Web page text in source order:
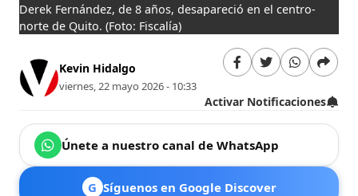
Derek Fernández, de 8 años, desapareció en el centro-
norte de Quito. (Foto: Fiscalía)
Kevin Hidalgo
viernes, 22 mayo 2026 - 10:33
Activar Notificaciones
Únete a nuestro canal de WhatsApp
G Síguenos en Google Discover